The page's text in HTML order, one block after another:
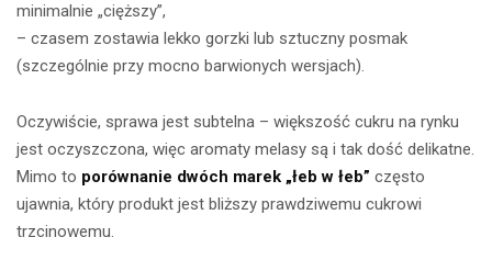
minimalnie „cięższy”,
– czasem zostawia lekko gorzki lub sztuczny posmak
(szczególnie przy mocno barwionych wersjach).
Oczywiście, sprawa jest subtelna – większość cukru na rynku
jest oczyszczona, więc aromaty melasy są i tak dość delikatne.
Mimo to porównanie dwóch marek „łeb w łeb” często
ujawnia, który produkt jest bliższy prawdziwemu cukrowi
trzcinowemu.